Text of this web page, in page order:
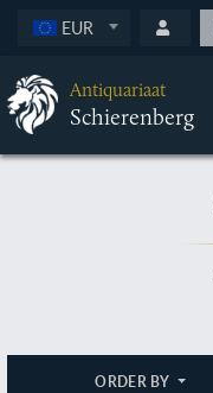
EUR
Antiquariaat
Schierenberg
ORDER BY